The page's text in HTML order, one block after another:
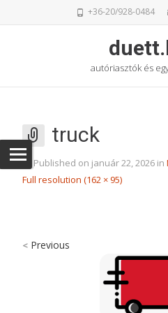
+36-20/928-0484
autóriasztók és
truck
Published on január 22, 2026 in
Full resolution (162 × 95)
< Previous